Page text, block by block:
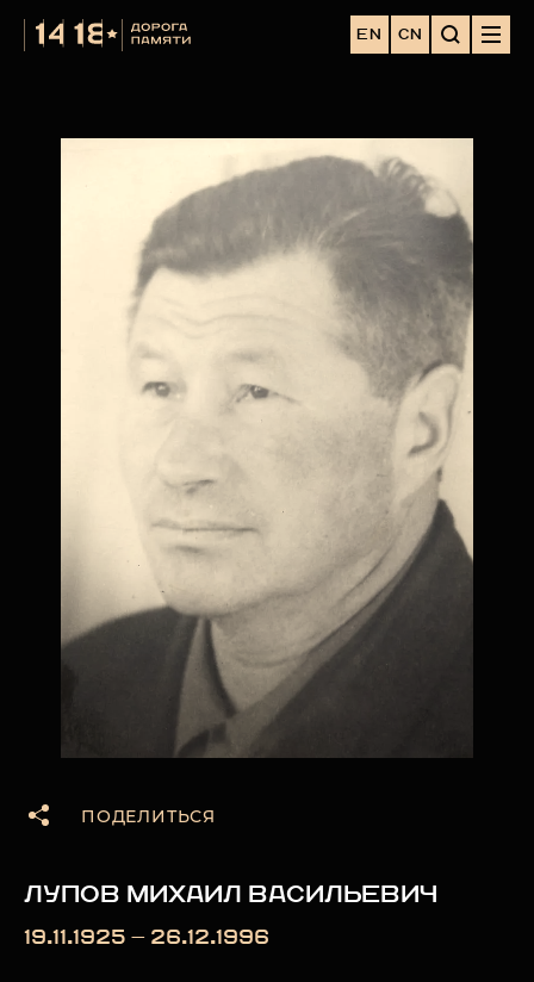
EN CN
ПОДЕЛИТЬСЯ
ЛУПОВ МИХАИЛ ВАСИЛЬЕВИЧ
19.11.1925 — 26.12.1996